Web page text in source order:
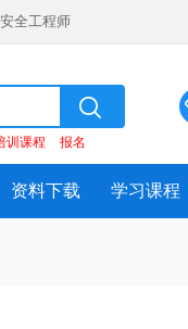
全工程师
训课程 报名
资料下载 学习课程